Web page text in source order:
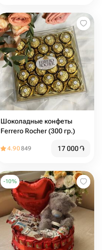
Шоколадные конфеты
Ferrero Rocher (300 гр.)
4.90849 17 000֏
-10%